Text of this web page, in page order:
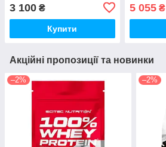
3 100 ₴
Купити
5 055₴
Акційні пропозиції та новинки
–2% –2%